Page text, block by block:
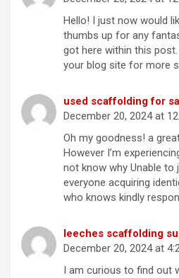
Hello! I just now would
thumbs up for any
got here within this
your blog site for more
used scaffolding for
December 20, 2024 at
Oh my goodness! a
However I’m
not know why Unable to
everyone acquiring
who knows kindly
leeches scaffolding
December 20, 2024 at
I am curious to find out